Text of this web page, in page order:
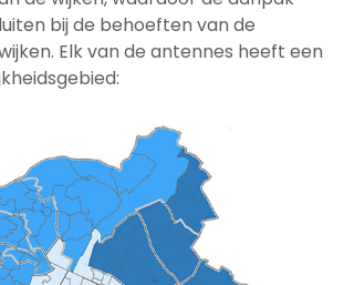
bij de behoeften van de
Elk van de antennes heeft een